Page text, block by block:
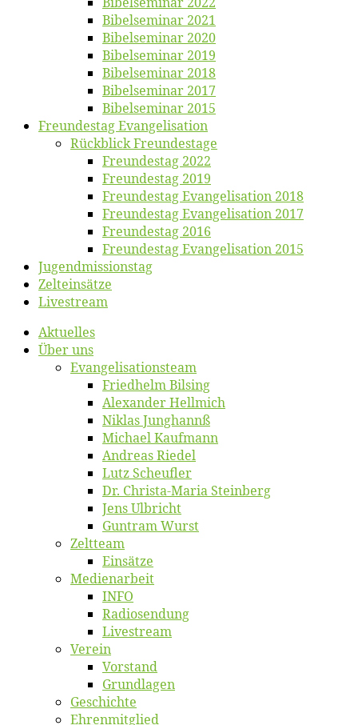
Bi­bel­se­mi­nar 2021
Bi­bel­se­mi­nar 2020
Bi­bel­se­mi­nar 2019
Bi­bel­se­mi­nar 2018
Bibelsemi­nar 2017
Bibelsemi­nar 2015
Freun­des­tag Evangelisation
Rück­blick Freundestage
Freun­des­tag 2022
Freun­des­tag 2019
Freun­des­tag Evan­ge­li­sa­ti­on 2018
Freun­des­tag Evan­ge­li­sa­ti­on 2017
Freun­des­tag 2016
Freun­des­tag Evan­ge­li­sa­ti­on 2015
Jugend­mis­sions­tag
Zelt­ein­sät­ze
Live­stream
Ak­tu­el­les
Über uns
Evangelisa­tions­team
Fried­helm Bilsing
Alex­an­der Hellmich
Ni­klas Junghannß
Mi­cha­el Kaufmann
An­dre­as Riedel
Lutz Scheuf­ler
Dr. Chris­­ta-Ma­ria Steinberg
Jens Ulb­richt
Gun­tram Wurst
Zelt­team
Ein­sät­ze
Me­di­en­ar­beit
INFO
Ra­dio­sen­dung
Live­stream
Ver­ein
Vor­stand
Grund­la­gen
Ge­schich­te
Eh­ren­mit­glied